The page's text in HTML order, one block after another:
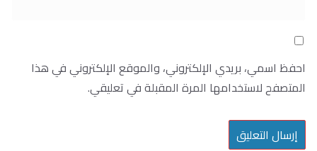
احفظ اسمي، بريدي الإلكتروني، والموقع الإلكتروني في هذا
المتصفح لاستخدامها المرة المقبلة في تعليقي.